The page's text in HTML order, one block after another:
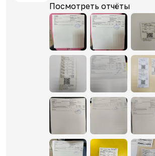
Посмотреть отчёты